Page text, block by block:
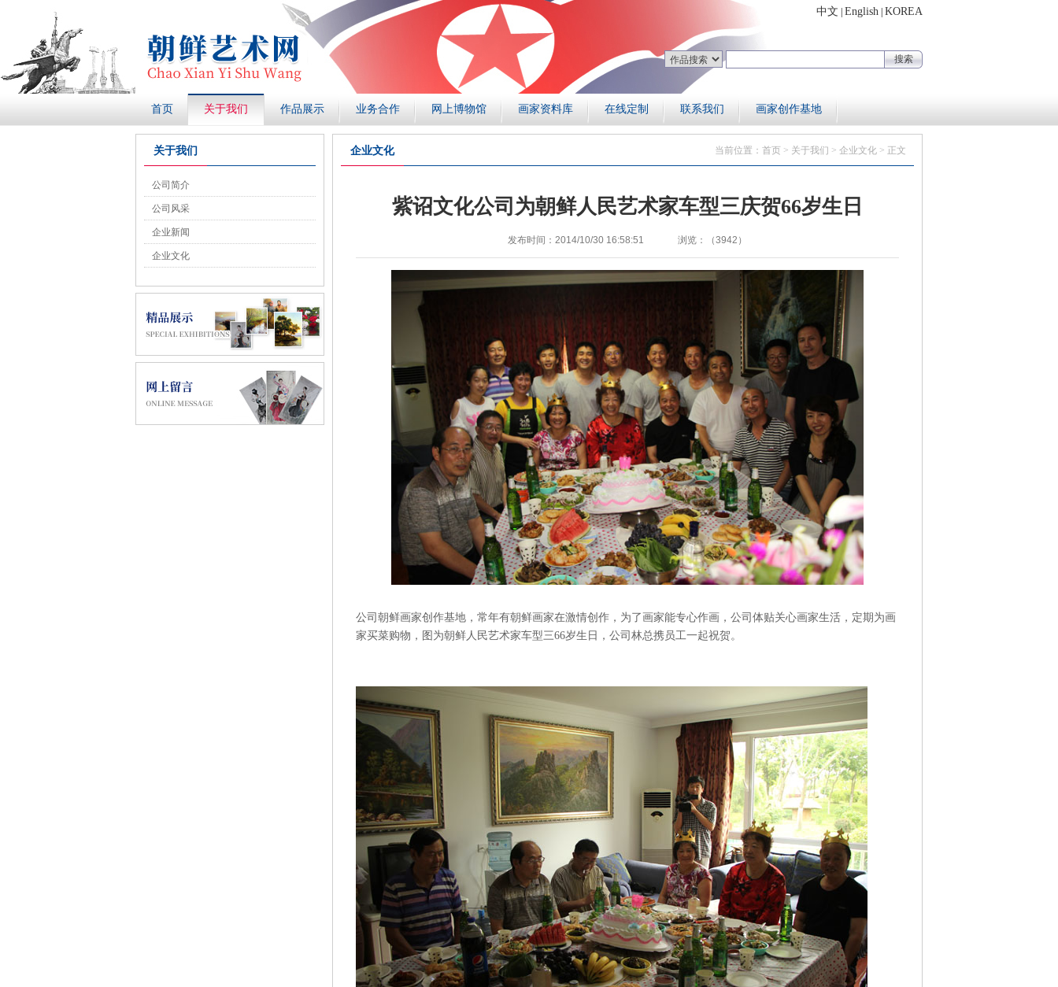
中文 English KOREA
首页 关于我们 作品展示 业务合作 网上博物馆 画家资料库 在线定制 联系我们 画家创作基地
关于我们
公司简介
公司风采
企业新闻
企业文化
企业文化 当前位置： 首页 > 关于我们 > 企业文化 > 正文
紫诏文化公司为朝鲜人民艺术家车型三庆贺66岁生日
发布时间：2014/10/30 16:58:51 浏览：（3942）
公司朝鲜画家创作基地，常年有朝鲜画家在激情创作，为了画家能专心作画，公司体贴关心画家生活，定期为画
家买菜购物，图为朝鲜人民艺术家车型三66岁生日，公司林总携员工一起祝贺。